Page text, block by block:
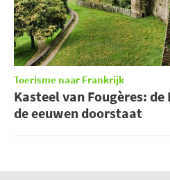
Toerisme naar Frankrijk
Kasteel van Fougères:
de eeuwen doorstaat